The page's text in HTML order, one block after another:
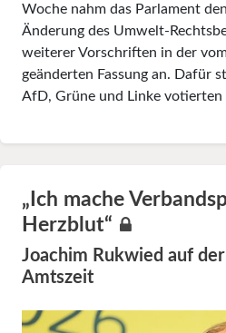
Woche nahm das Parlament
Änderung des Umwelt-
weiterer Vorschriften in der
geänderten Fassung an. Dafür
AfD, Grüne und Linke
„Ich mache
Herzblut“
Joachim Rukwied auf
Amtszeit